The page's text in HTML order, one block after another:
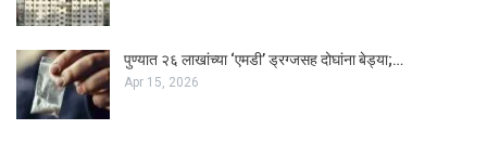
पुण्यात २६ लाखांच्या ‘एमडी’ ड्रग्जसह दोघांना बेड्या;…
Apr 15, 2026